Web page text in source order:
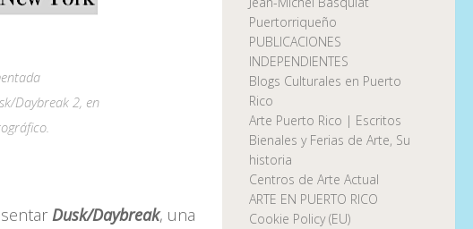
Daybreak 2, en
Dusk/Daybreak, una
Puertorriqueño
PUBLICACIONES
INDEPENDIENTES
Blogs Culturales en Puerto
Rico
Arte Puerto Rico | Escritos
Bienales y Ferias de Arte, Su
historia
Centros de Arte Actual
ARTE EN PUERTO RICO
Cookie Policy (EU)